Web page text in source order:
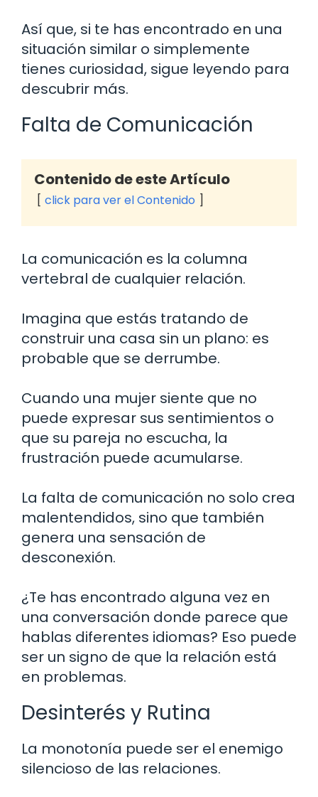
Así que, si te has encontrado en una
situación similar o simplemente
tienes curiosidad, sigue leyendo para
descubrir más.
Falta de Comunicación
Contenido de este Artículo
click para ver el Contenido
La comunicación es la columna
vertebral de cualquier relación.
Imagina que estás tratando de
construir una casa sin un plano: es
probable que se derrumbe.
Cuando una mujer siente que no
puede expresar sus sentimientos o
que su pareja no escucha, la
frustración puede acumularse.
La falta de comunicación no solo crea
malentendidos, sino que también
genera una sensación de
desconexión.
¿Te has encontrado alguna vez en
una conversación donde parece que
hablas diferentes idiomas? Eso puede
ser un signo de que la relación está
en problemas.
Desinterés y Rutina
La monotonía puede ser el enemigo
silencioso de las relaciones.